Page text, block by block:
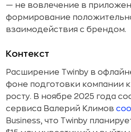
— не вовлечение в
формирование
взаимодействия с брендом.
Контекст
Расширение Twinby в
фоне подготовки компании
росту. В ноябре 2025 года
сервиса Валерий Климов
Business, что Twinby